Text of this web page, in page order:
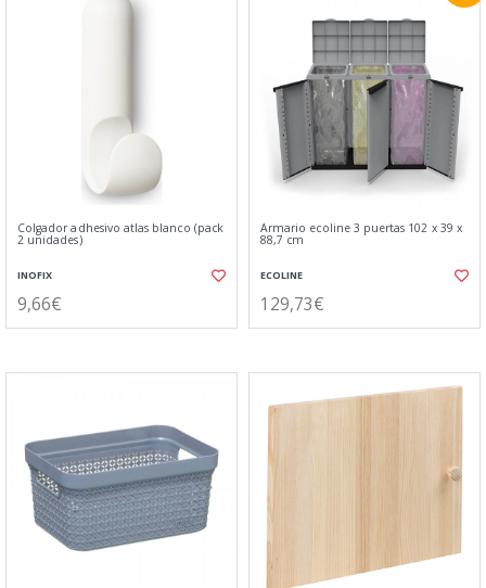
Colgador adhesivo atlas blanco (pack
2 unidades)
INOFIX
9,66€
Armario ecoline 3 puertas 102 x 39 x
88,7 cm
ECOLINE
129,73€